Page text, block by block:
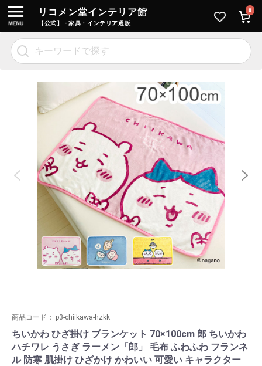
リコメン堂インテリア館
【公式】 - 家具・インテリア通販
0
商品コード： p3-chiikawa-hzkk
ちいかわ ひざ掛け ブランケット 70×100cm 郎 ちいかわ
ハチワレ うさぎ ラーメン「郎」 毛布 ふわふわ フランネ
ル 防寒 肌掛け ひざかけ かわいい 可愛い キャラクター